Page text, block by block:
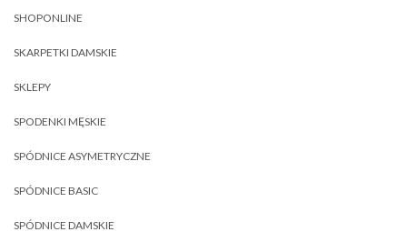
SHOPONLINE
SKARPETKI DAMSKIE
SKLEPY
SPODENKI MĘSKIE
SPÓDNICE ASYMETRYCZNE
SPÓDNICE BASIC
SPÓDNICE DAMSKIE